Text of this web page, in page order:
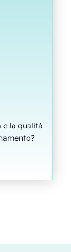
e la qualità